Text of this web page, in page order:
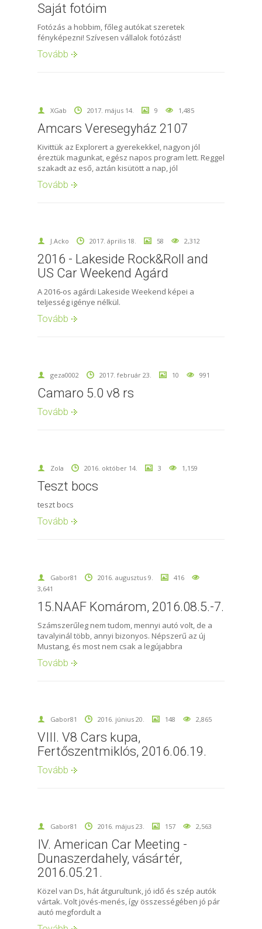
Saját fotóim
Fotózás a hobbim, főleg autókat szeretek
fényképezni! Szívesen vállalok fotózást!
Tovább
XGab 2017. május 14. 9 1,485
Amcars Veresegyház 2107
Kivittük az Explorert a gyerekekkel, nagyon jól
éreztük magunkat, egész napos program lett. Reggel
szakadt az eső, aztán kisütött a nap, jól
Tovább
J.Acko 2017. április 18. 58 2,312
2016 - Lakeside Rock&Roll and
US Car Weekend Agárd
A 2016-os agárdi Lakeside Weekend képei a
teljesség igénye nélkül.
Tovább
geza0002 2017. február 23. 10 991
Camaro 5.0 v8 rs
Tovább
Zola 2016. október 14. 3 1,159
Teszt bocs
teszt bocs
Tovább
Gabor81 2016. augusztus 9.
416
3,641
15.NAAF Komárom, 2016.08.5.-7.
Számszerűleg nem tudom, mennyi autó volt, de a
tavalyinál több, annyi bizonyos. Népszerű az új
Mustang, és most nem csak a legújabbra
Tovább
Gabor81 2016. június 20. 148 2,865
VIII. V8 Cars kupa,
Fertőszentmiklós, 2016.06.19.
Tovább
Gabor81 2016. május 23. 157 2,563
IV. American Car Meeting -
Dunaszerdahely, vásártér,
2016.05.21.
Közel van Ds, hát átgurultunk, jó idő és szép autók
vártak. Volt jövés-menés, így összességében jó pár
autó megfordult a